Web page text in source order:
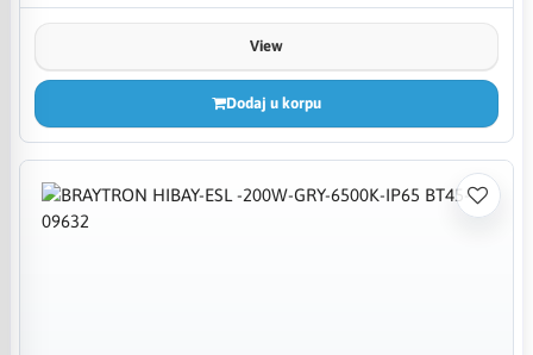
View
Dodaj u korpu